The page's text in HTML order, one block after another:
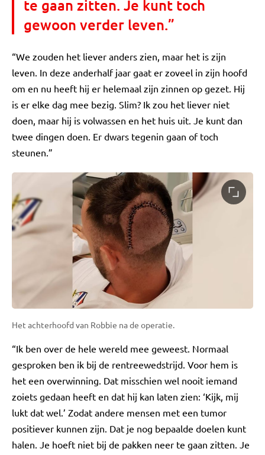
te gaan zitten. Je kunt toch
gewoon verder leven.”
“We zouden het liever anders zien, maar het is zijn
leven. In deze anderhalf jaar gaat er zoveel in zijn hoofd
om en nu heeft hij er helemaal zijn zinnen op gezet. Hij
is er elke dag mee bezig. Slim? Ik zou het liever niet
doen, maar hij is volwassen en het huis uit. Je kunt dan
twee dingen doen. Er dwars tegenin gaan of toch
steunen.”
Het achterhoofd van Robbie na de operatie.
“Ik ben over de hele wereld mee geweest. Normaal
gesproken ben ik bij de rentreewedstrijd. Voor hem is
het een overwinning. Dat misschien wel nooit iemand
zoiets gedaan heeft en dat hij kan laten zien: ‘Kijk, mij
lukt dat wel.’ Zodat andere mensen met een tumor
positiever kunnen zijn. Dat je nog bepaalde doelen kunt
halen. Je hoeft niet bij de pakken neer te gaan zitten. Je